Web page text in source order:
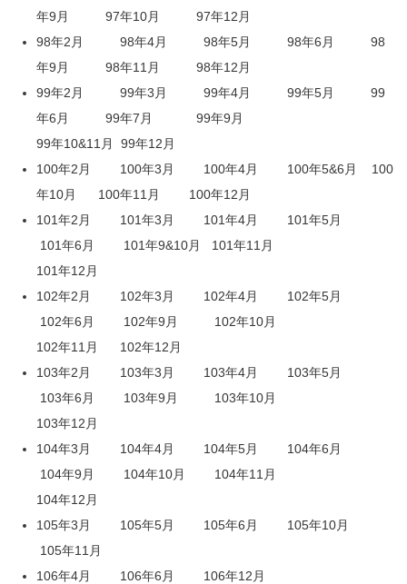
年9月
97年10月
97年12月
98年2月
98年4月 98年5月 98年6月
98
年9月
98年11月
98年12月
99年2月
99年3月 99年4月 99年5月
99
年6月
99年7月
99年9月
99年10&11月
99年12月
100年2月
100年3月 100年4月 100年5&6月
100
年10月
100年11月
100年12月
101年2月
101年3月 101年4月
101年5月
101年6月
101年9&10月
101年11月
101年12月
102年2月
102年3月 102年4月
102年5月
102年6月
102年9月
102年10月
102年11月
102年12月
103年2月
103年3月 103年4月
103年5月
103年6月
103年9月
103年10月
103年12月
104年3月
104年4月 104年5月
104年6月
104年9月
104年10月
104年11月
104年12月
105年3月
105年5月 105年6月
105年10月
105年11月
106年4月
106年6月
106年12月